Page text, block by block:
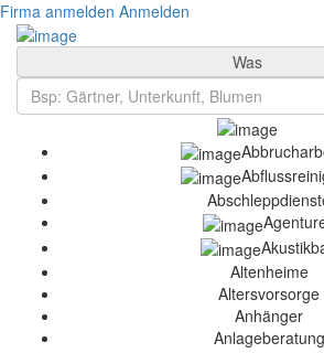
Firma anmelden Anmelden
Was
Altenheime
Altersvorsorge
Anhänger
Anlageberatung